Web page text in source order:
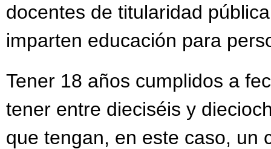
docentes de titularidad
imparten educación para
Tener 18 años cumplidos a
tener entre dieciséis y
que tengan, en este caso, un